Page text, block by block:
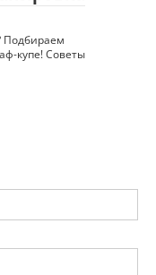
Подбираем
купе! Советы